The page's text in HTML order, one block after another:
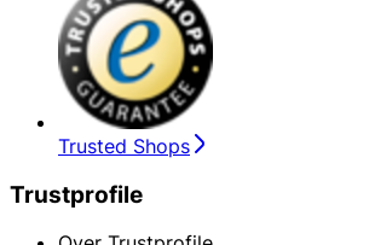
Trusted Shops
Trustprofile